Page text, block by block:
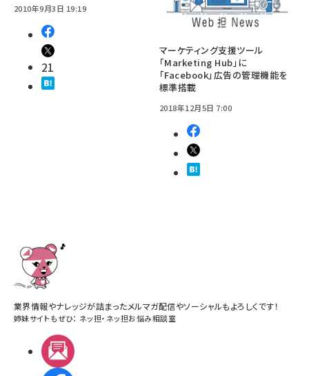
2010年9月3日 19:19
21
マーケティング支援ツール
「Marketing Hub」に
「Facebook」広告の管理機能を
標準搭載
2018年12月5日 7:00
業界情報やナレッジが詰まったメルマガ配信やソーシャルもよろしくです！
姉妹サイトもぜひ： ネッ担・ ネッ担お悩み相談室